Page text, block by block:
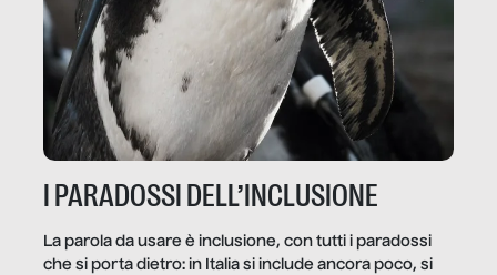
I PARADOSSI DELL’INCLUSIONE
La parola da usare è inclusione, con tutti i paradossi
che si porta dietro: in Italia si include ancora poco, si